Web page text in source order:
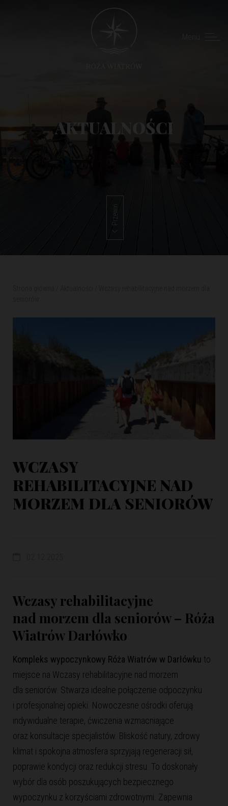
AKTUALNOŚCI
Przewiń
WCZASY
REHABILITACYJNE NAD
MORZEM DLA SENIORÓW
Wczasy rehabilitacyjne
nad morzem dla seniorów – Róża
Wiatrów Darłówko
Kompleks wypoczynkowy Róża Wiatrów w Darłówku to
miejsce na Wczasy rehabilitacyjne nad morzem
dla seniorów. Stwarza idealne połączenie odpoczynku
i profesjonalnej opieki. Nowoczesne ośrodki oferują
indywidualne terapie, ćwiczenia wzmacniające
oraz konsultacje specjalistów. Bliskość natury, zdrowy
klimat i spokojna atmosfera sprzyjają regeneracji sił,
poprawie kondycji oraz redukcji stresu. To doskonały
wybór dla osób poszukujących bezpiecznego
wypoczynku z korzyściami zdrowotnymi. Zapewnia